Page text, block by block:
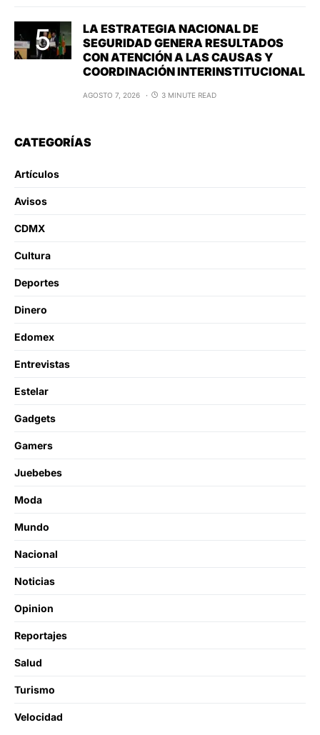
LA ESTRATEGIA NACIONAL DE
SEGURIDAD GENERA RESULTADOS
CON ATENCIÓN A LAS CAUSAS Y
COORDINACIÓN INTERINSTITUCIONAL
AGOSTO 7, 2026 3 MINUTE READ
CATEGORÍAS
Artículos
Avisos
CDMX
Cultura
Deportes
Dinero
Edomex
Entrevistas
Estelar
Gadgets
Gamers
Juebebes
Moda
Mundo
Nacional
Noticias
Opinion
Reportajes
Salud
Turismo
Velocidad